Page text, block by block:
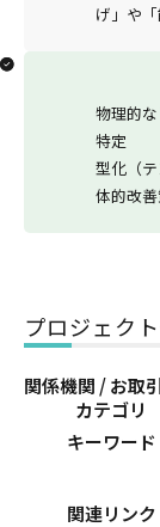
げ」や
物理的
特定
型化（
体的改
プロジェク
関係機関 / お取
カテゴリ
キーワード
関連リンク